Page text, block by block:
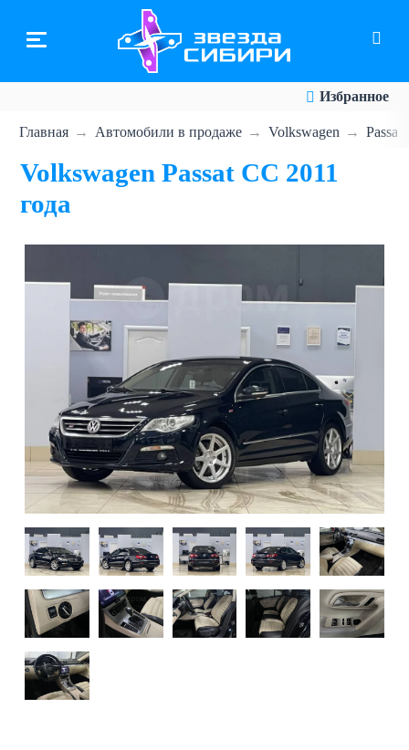
основному
Избранное
Главная Автомобили в продаже Volkswagen Passat
Volkswagen Passat CC 2011
года